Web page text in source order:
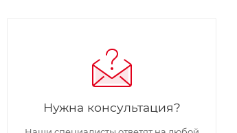
Нужна консультация?